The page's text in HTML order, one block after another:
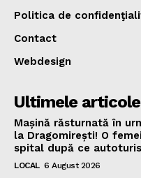
Politica de
Contact
Webdesign
Ultimele articole
Mașină răsturnată în
la Dragomirești! O
spital după ce
LOCAL 6 August 2026